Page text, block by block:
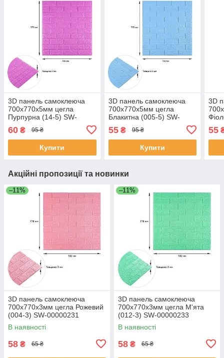
3D панель самоклеюча
700х770х5мм цегла
Пурпурна (14-5) SW-
60 ₴ 95 ₴
Купити
3D панель самоклеюча
700х770х5мм цегла
Блакитна (005-5) SW-
55₴ 95 ₴
Купити
3D
55
Акційні пропозиції та новинки
–11%
3D панель самоклеюча
700х770х3мм цегла Рожевий
(004-3) SW-00000231
В наявності
58 ₴ 65 ₴
–11%
3D панель самоклеюча
700х770х3мм цегла М'ята
(012-3) SW-00000233
В наявності
58 ₴ 65 ₴